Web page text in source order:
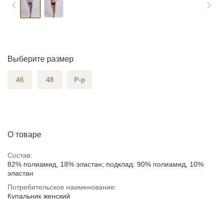
Выберите размер
46 48 Р-р
О товаре
Состав:
82% полиамид, 18% эластан; подклад: 90% полиамид, 10%
эластан
Потребительское наименование:
Купальник женский